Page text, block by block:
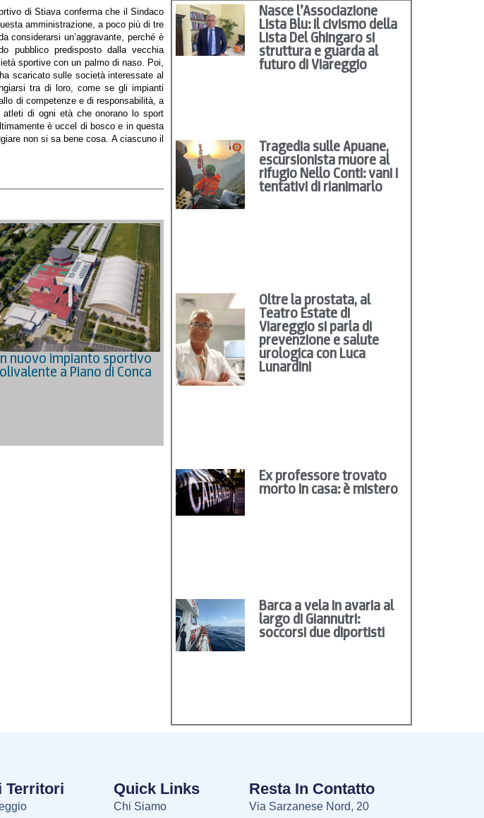
di Stiava conferma che il Sindaco
amministrazione, a poco più di tre
considerarsi un’aggravante, perché è
pubblico predisposto dalla vecchia
sportive con un palmo di naso. Poi,
scaricato sulle società interessate al
tra di loro, come se gli impianti
di competenze e di responsabilità, a
atleti di ogni età che onorano lo sport
è uccel di bosco e in questa
non si sa bene cosa. A ciascuno il
nuovo impianto sportivo
a Piano di Conca
Nasce l’Associazione
Lista Blu: il civismo della
Lista Del Ghingaro si
struttura e guarda al
futuro di Viareggio
Tragedia sulle Apuane,
escursionista muore al
rifugio Nello Conti: vani i
tentativi di rianimarlo
Oltre la prostata, al
Teatro Estate di
Viareggio si parla di
prevenzione e salute
urologica con Luca
Lunardini
Ex professore trovato
morto in casa: è mistero
Barca a vela in avaria al
largo di Giannutri:
soccorsi due diportisti
Territori Quick Links
Chi Siamo
Resta In Contatto
Via Sarzanese Nord, 20